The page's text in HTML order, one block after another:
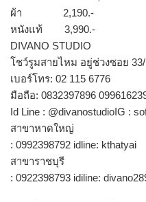
ผ้า 2,190.-
หนังแท้ 3,990.-
DIVANO STUDIO
โชว์รูมสายไหม อยู่ช่วงซอย 33/
เบอร์โทร: 02 115 6776
มือถือ: 0832397896
Id Line : @divanostudioIG :
สาขาหาดใหญ่
: 0992398792 idline: kthatyai
สาขาราชบุรี
: 0922398793 idiline: